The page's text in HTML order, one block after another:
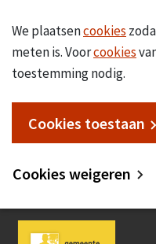
We plaatsencookies
meten is. Voorcookies
toestemming nodig.
Cookies toestaan
Cookies weigeren